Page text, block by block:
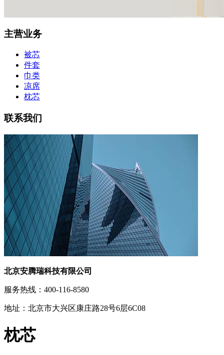
主营业务
被芯
件套
巾类
凉席
枕芯
联系我们
北京安腾瑞科技有限公司
服务热线：400-116-8580
地址：北京市大兴区康庄路28号6层6C08
枕芯